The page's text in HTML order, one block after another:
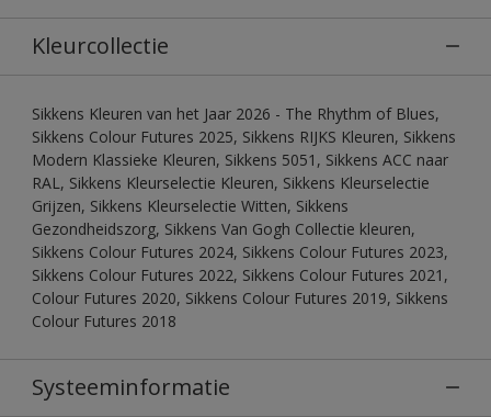
Kleurcollectie
Sikkens Kleuren van het Jaar 2026 - The Rhythm of Blues,
Sikkens Colour Futures 2025, Sikkens RIJKS Kleuren, Sikkens
Modern Klassieke Kleuren, Sikkens 5051, Sikkens ACC naar
RAL, Sikkens Kleurselectie Kleuren, Sikkens Kleurselectie
Grijzen, Sikkens Kleurselectie Witten, Sikkens
Gezondheidszorg, Sikkens Van Gogh Collectie kleuren,
Sikkens Colour Futures 2024, Sikkens Colour Futures 2023,
Sikkens Colour Futures 2022, Sikkens Colour Futures 2021,
Colour Futures 2020, Sikkens Colour Futures 2019, Sikkens
Colour Futures 2018
Systeeminformatie